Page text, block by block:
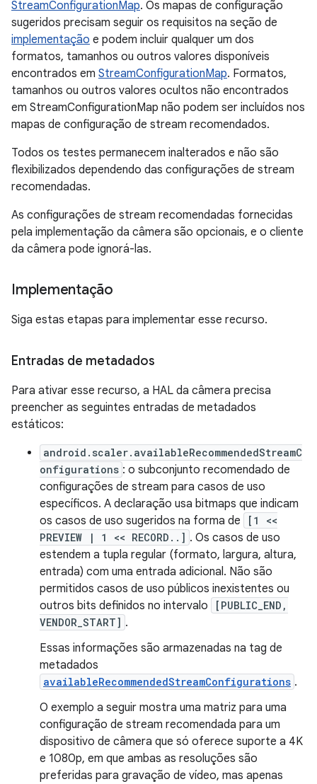
StreamConfigurationMap. Os mapas de configuração
sugeridos precisam seguir os requisitos na seção de
implementação e podem incluir qualquer um dos
formatos, tamanhos ou outros valores disponíveis
encontrados em StreamConfigurationMap. Formatos,
tamanhos ou outros valores ocultos não encontrados
em StreamConfigurationMap não podem ser incluídos nos
mapas de configuração de stream recomendados.
Todos os testes permanecem inalterados e não são
flexibilizados dependendo das configurações de stream
recomendadas.
As configurações de stream recomendadas fornecidas
pela implementação da câmera são opcionais, e o cliente
da câmera pode ignorá-las.
Implementação
Siga estas etapas para implementar esse recurso.
Entradas de metadados
Para ativar esse recurso, a HAL da câmera precisa
preencher as seguintes entradas de metadados
estáticos:
android.scaler.availableRecommendedStreamC
onfigurations : o subconjunto recomendado de
configurações de stream para casos de uso
específicos. A declaração usa bitmaps que indicam
os casos de uso sugeridos na forma de
[1 <<
PREVIEW | 1 << RECORD..] . Os casos de uso
estendem a tupla regular (formato, largura, altura,
entrada) com uma entrada adicional. Não são
permitidos casos de uso públicos inexistentes ou
outros bits definidos no intervalo
[PUBLIC_END,
VENDOR_START] .
Essas informações são armazenadas na tag de
metadados
availableRecommendedStreamConfigurations .
O exemplo a seguir mostra uma matriz para uma
configuração de stream recomendada para um
dispositivo de câmera que só oferece suporte a 4K
e 1080p, em que ambas as resoluções são
preferidas para gravação de vídeo, mas apenas